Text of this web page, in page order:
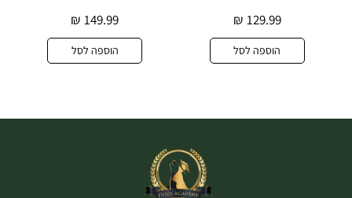
129.99
₪
הוספה לסל
149.99
₪
הוספה לסל